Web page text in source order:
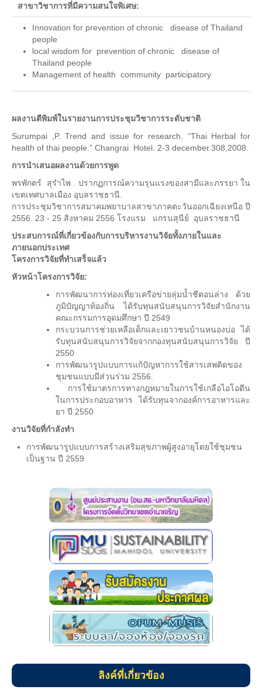
Download แบบฟอร์ม
กิจกรรมต่าง ๆ
ปฏิทินการศึกษา
ตารางสอบ
ทุนการศึกษา
ทุนการศึกษามหาวิทยาลัยมหิดล
ประกาศ กยศ.
แบบฟอร์มสำหรับผู้กู้
บริการด้านสุขภาพ
หน่วยบริการสุขภาพ
หน่วยบริการทันตกรรม
คลินิกวัยทีน
วินัยนักศึกษา
แนะแนวให้คำปรึกษา
นักศึกษาวิชาทหาร
หน่วยบริการสนับสนุนสำหรับนักศึกษาพิการ
กิจการนักศึกษา
หอพักนักศึกษา
หอพักภายใน โครงการจัดตั้งฯ
Website และ เบอร์โทรที่ควรทราบ
สาขาวิชาการที่มีความสนใจพิเศษ:
Innovation for prevention of chronic disease of Thailand
people
local wisdom for prevention of chronic disease of
Thailand people
Management of health community participatory
ผลงานตีพิมพ์ในรายงานการประชุมวิชาการระดับชาติ
Surumpai ,P. Trend and issue for research. “Thai Herbal for
health of thai people.” Changrai Hotel. 2-3 december.308,2008.
การนำเสนอผลงานด้วยการพูด
พรพักตร์ สุรำไพ . ปรากฏการณ์ความรุนแรงของสามีและภรรยา ใน
เขตเทศบาลเมือง อุบลราชธานี.
การประชุมวิชาการสมาคมพยาบาลสาขาภาคตะวันออกเฉียงเหนือ ปี
2556. 23 - 25 สิงหาคม 2556 โรงแรม แกรนสุนีย์ อุบลราชธานี
ประสบการณ์ที่เกี่ยวข้องกับการบริหารงานวิจัยทั้งภายในและ
ภายนอกประเทศ
โครงการวิจัยที่ทำเสร็จแล้ว
หัวหน้าโครงการวิจัย:
การพัฒนาการท่องเที่ยวเครือข่ายลุ่มน้ำชีตอนล่าง ด้วย
ภูมิปัญญาท้องถิ่น ได้รับทุนสนับสนุนการวิจัยสำนักงาน
คณะกรรมการอุดมศึกษา ปี 2549
กระบวนการช่วยเหลือเด็กและเยาวชนบ้านหนองบ่อ ได้
รับทุนสนับสนุนการวิจัยจากกองทุนสนับสนุนการวิจัย ปี
2550
การพัฒนารูปแบบการแก้ปัญหาการใช้สารเสพติดของ
ชุมชนแบบมีส่วนร่วม 2556.
การใช้มาตรการทางกฎหมายในการใช้เกลือไอโอดีน
ในการประกอบอาหาร ได้รับทุนจากองค์การอาหารและ
ยา ปี 2550
งานวิจัยที่กำลังทำ
การพัฒนารูปแบบการสร้างเสริมสุขภาพผู้สูงอายุโดยใช้ชุมชน
เป็นฐาน ปี 2559
ลิงค์ที่เกี่ยวข้อง